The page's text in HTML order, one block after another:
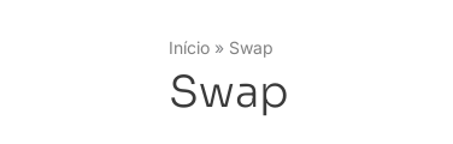
Início Swap
Swap